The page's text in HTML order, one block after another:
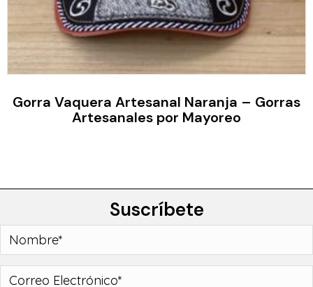
Gorra Vaquera Artesanal Naranja – Gorras
Artesanales por Mayoreo
Suscríbete